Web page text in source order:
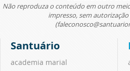
Não reproduza o conteúdo em outro
impresso, sem
Santuário
academia marial